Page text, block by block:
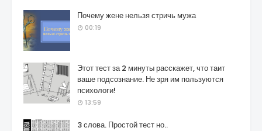
Почему жене нельзя стричь мужа
00:19
Этот тест за 2 минуты расскажет, что таит
ваше подсознание. Не зря им пользуются
психологи!
13:59
3 слова. Простой тест но..